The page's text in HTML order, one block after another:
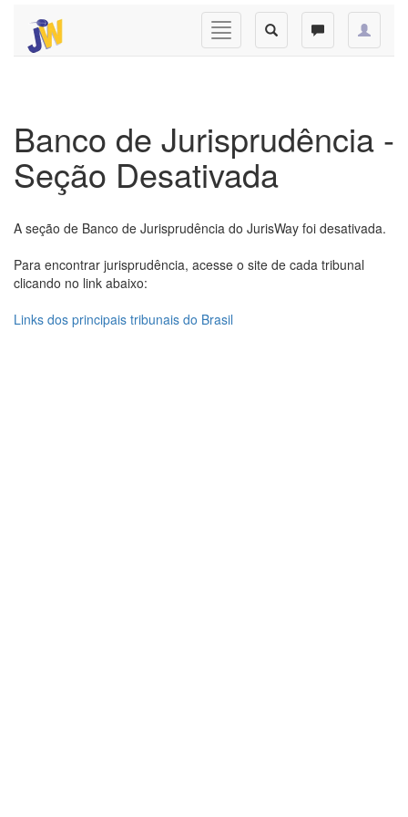
Banco de Jurisprudência -
Seção Desativada
A seção de Banco de Jurisprudência do JurisWay foi desativada.
Para encontrar jurisprudência, acesse o site de cada tribunal
clicando no link abaixo:
Links dos principais tribunais do Brasil